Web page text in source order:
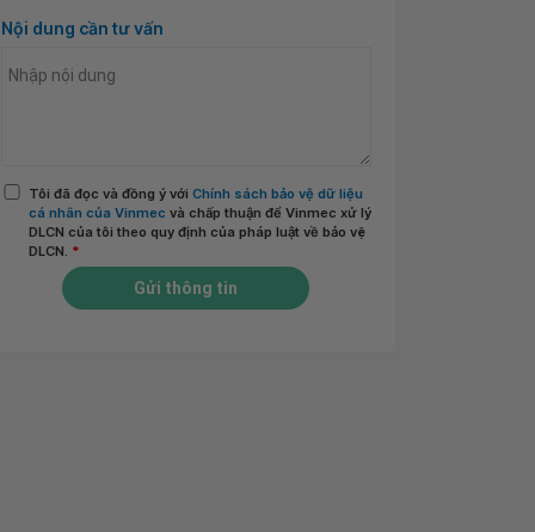
Nội dung cần tư vấn
Tôi đã đọc và đồng ý với Chính sách bảo vệ dữ liệu
cá nhân của Vinmec và chấp thuận để Vinmec xử lý
DLCN của tôi theo quy định của pháp luật về bảo vệ
DLCN. *
Gửi thông tin